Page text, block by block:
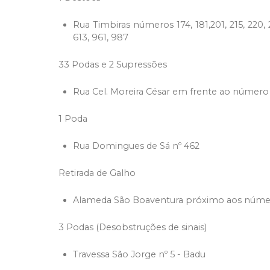
Rua Timbiras números 174, 181,201, 215,
613, 961, 987
33 Podas e 2 Supressões
Rua Cel. Moreira César em frente ao número
1 Poda
Rua Domingues de Sá nº 462
Retirada de Galho
Alameda São Boaventura próximo aos
3 Podas (Desobstruções de sinais)
Travessa São Jorge nº 5 - Badu